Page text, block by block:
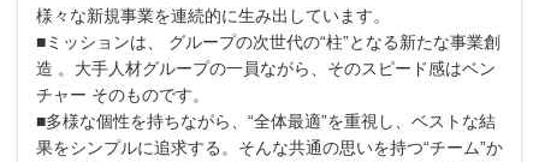
様々な新規事業を連続的に生み出しています。
■ミッションは、 グループの次世代の“柱”となる新たな事業創
造 。大手人材グループの一員ながら、そのスピード感はベン
チャー そのものです。
■多様な個性を持ちながら、“全体最適”を重視し、ベストな結
果をシンプルに追求する。そんな共通の思いを持つ“チーム”か